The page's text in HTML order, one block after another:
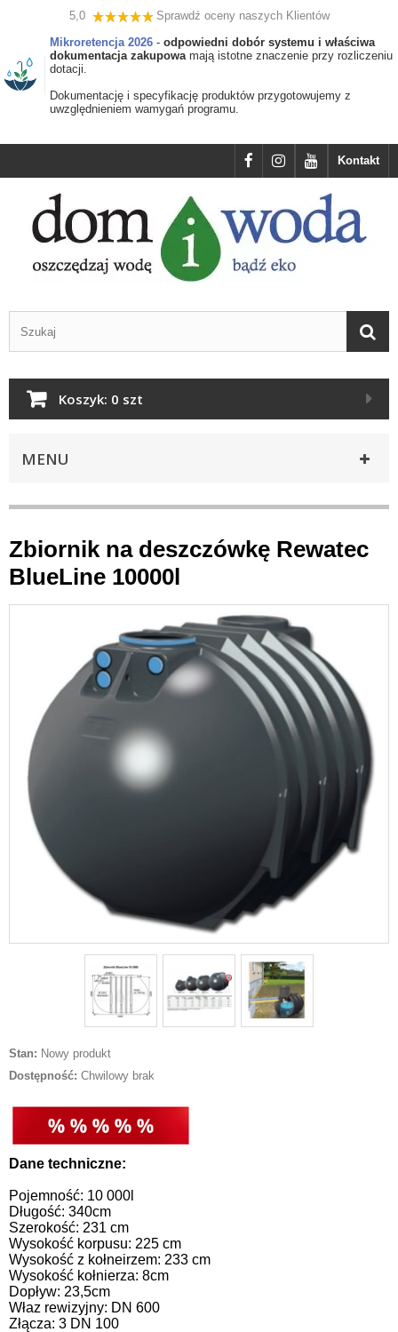
5,0
Sprawdź oceny naszych Klientów
Mikroretencja 2026 - odpowiedni dobór systemu i właściwa
dokumentacja zakupowamają istotne znaczenie przy rozliczeniu
dotacji.
Dokumentację i specyfikację produktów przygotowujemy z
uwzględnieniem wamygań programu.
Kontakt
Koszyk: 0 szt
MENU
Zbiornik na deszczówkę Rewatec
BlueLine 10000l
Stan: Nowy produkt
Dostępność: Chwilowy brak
Dane techniczne:
Pojemność: 10 000l
Długość: 340cm
Szerokość: 231 cm
Wysokość korpusu: 225 cm
Wysokość z kołneirzem: 233 cm
Wysokość kołnierza: 8cm
Dopływ: 23,5cm
Właz rewizyjny: DN 600
Złącza: 3 DN 100